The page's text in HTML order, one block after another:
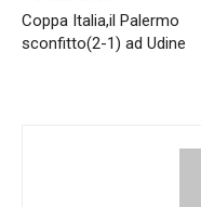
Coppa Italia,il Palermo
sconfitto(2-1) ad Udine